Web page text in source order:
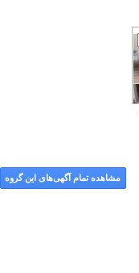
مشاهده تمام آگهی‌های این گروه